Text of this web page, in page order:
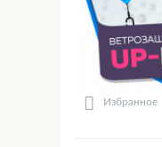
Избранное